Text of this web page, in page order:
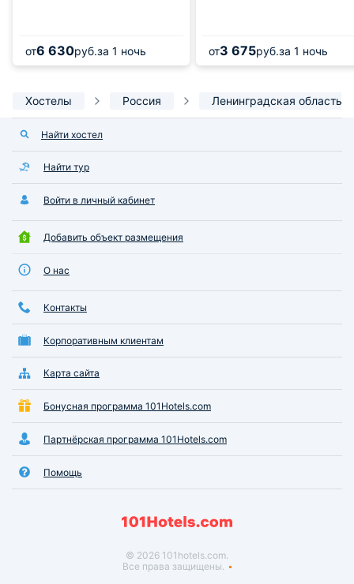
от6 630руб.за 1 ночь от3 675руб.за 1 ночь
Хостелы Россия Ленинградская область
Найти хостел
Найти тур
Войти в личный кабинет
Добавить объект размещения
О нас
Контакты
Корпоративным клиентам
Карта сайта
Бонусная программа 101Hotels.com
Партнёрская программа 101Hotels.com
Помощь
© 2026 101hotels.com.
Все права защищены.